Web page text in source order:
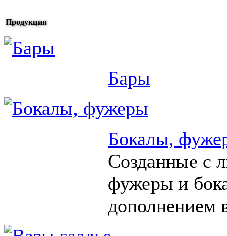
Продукция
Бары
Бокалы,
Созданные с
фужеры и
дополнением